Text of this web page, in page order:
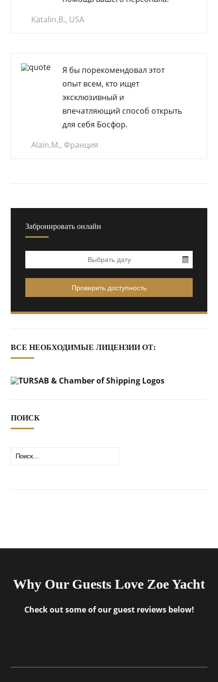
Katalin.B., USA
Я бы порекомендовал этот
опыт всем, кто ищет
эксклюзивный и
впечатляющий способ открыть
для себя Босфор.
Alain.M., Франция
Забронировать онлайн
ВСЕ НЕОБХОДИМЫЕ ЛИЦЕНЗИИ ОТ:
ПОИСК
Why Our Guests Love Zoe Yacht
Check out some of our guest reviews below!